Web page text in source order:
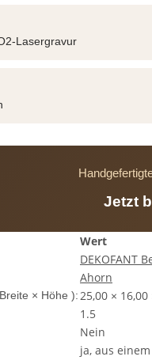
Lasergravur
Jetzt
Wert
DEKOFANT
Ahorn
× Höhe ):25,00 × 16,00
1.5
Nein
ja, aus